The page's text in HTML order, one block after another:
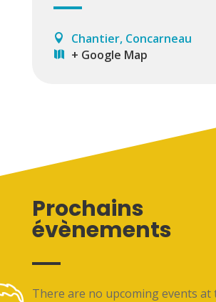
Chantier, Concarneau
+ Google Map
Prochains
évènements
There are no upcoming events at